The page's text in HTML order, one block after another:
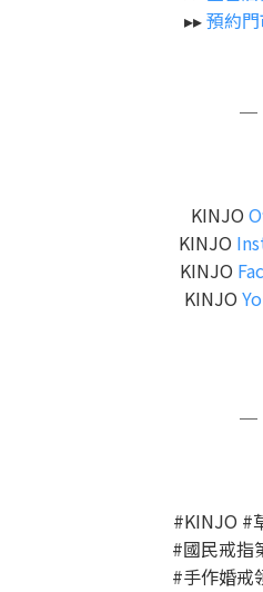
▸▸預約
KINJO
KINJO
KINJO
KINJO
#KINJO #
#國民戒指
#手作婚戒